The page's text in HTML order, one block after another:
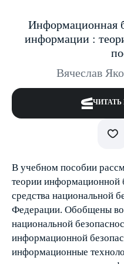
Информационная
информации :
Вячеслав
В учебном пособии
теории информационной
средства национальной
Федерации. Обобщены
национальной
информационной
информационные